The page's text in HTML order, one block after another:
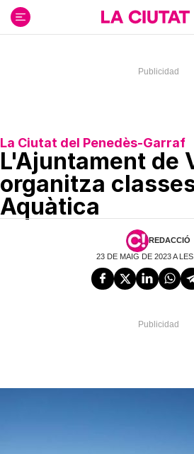
contenido
La Ciutat del Penedès-Garraf
L'Ajuntament de
organitza
Aquàtica
REDACCIÓ
23 DE MAIG DE 2023 A